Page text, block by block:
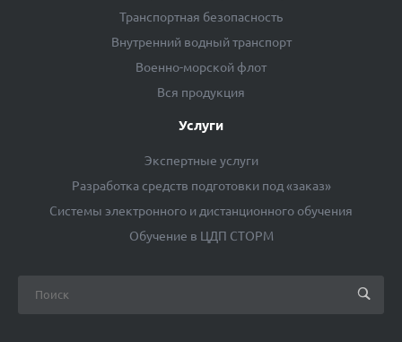
Транспортная безопасность
Внутренний водный транспорт
Военно-морской флот
Вся продукция
Услуги
Экспертные услуги
Разработка средств подготовки под «заказ»
Системы электронного и дистанционного обучения
Обучение в ЦДП СТОРМ